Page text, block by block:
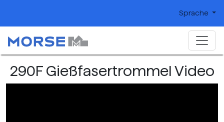
Sprache
290F Gießfasertrommel Video